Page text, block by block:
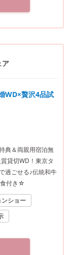
ア
WD×贅沢4品試
典＆両親用宿泊無
貸切WD！東京タ
過ごせる♪伝統和牛
付き☆
ショー